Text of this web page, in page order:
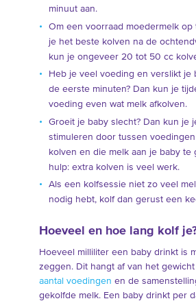
minuut aan.
Om een voorraad moedermelk op
je het beste kolven na de
kun je ongeveer 20 tot 50 cc
Heb je veel voeding en verslikt je
de eerste minuten? Dan kun je
voeding even wat melk afkolven.
Groeit je baby slecht? Dan kun je
stimuleren door tussen
kolven en die melk aan je baby te
hulp: extra kolven is veel werk.
Als een kolfsessie niet zo veel
nodig hebt, kolf dan gerust een
Hoeveel en hoe lang kolf
Hoeveel milliliter een baby drinkt is
zeggen. Dit hangt af van het
aantal voedingen en de
gekolfde melk. Een baby drinkt per